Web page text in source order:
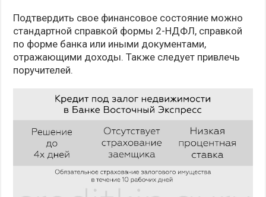
Подтвердить свое финансовое состояние можно
стандартной справкой формы 2-НДФЛ, справкой
по форме банка или иными документами,
отражающими доходы. Также следует привлечь
поручителей.